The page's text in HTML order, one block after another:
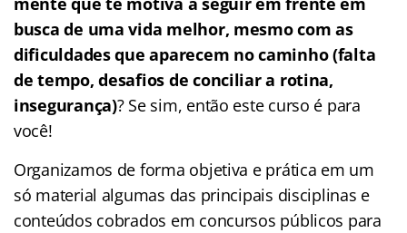
busca de uma vida melhor, mesmo com as
dificuldades que aparecem no caminho (falta
de tempo, desafios de conciliar a rotina,
insegurança)? Se sim, então este curso é para
você!
Organizamos de forma objetiva e prática em um
só material algumas das principais disciplinas e
conteúdos cobrados em concursos públicos para